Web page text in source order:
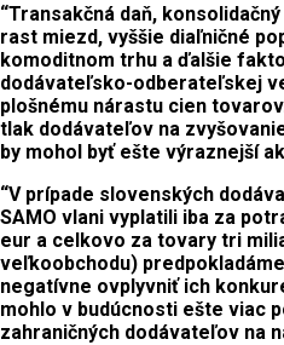
“Transakčná daň,
rast miezd, vyššie diaľničné
komoditnom trhu a ďalšie
dodávateľsko-odberateľskej
plošnému nárastu cien
tlak dodávateľov na
by mohol byť ešte výraznejší
“V prípade slovenských
SAMO vlani vyplatili iba za
eur a celkovo za tovary tri
veľkoobchodu)
negatívne ovplyvniť ich
mohlo v budúcnosti ešte viac
zahraničných dodávateľov na